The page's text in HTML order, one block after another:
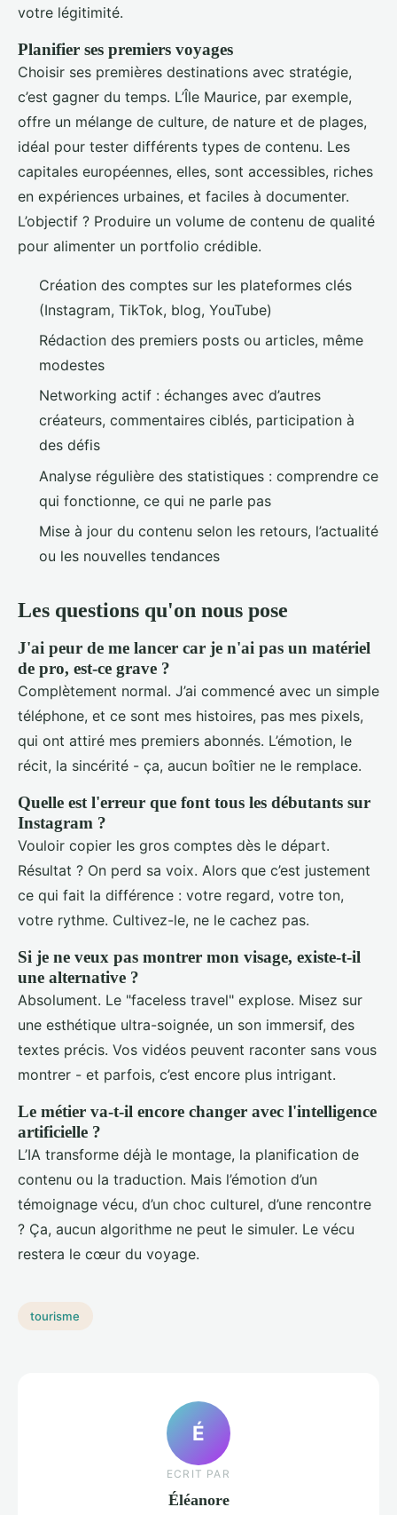
votre légitimité.
Planifier ses premiers voyages
Choisir ses premières destinations avec stratégie,
c’est gagner du temps. L’Île Maurice, par exemple,
offre un mélange de culture, de nature et de plages,
idéal pour tester différents types de contenu. Les
capitales européennes, elles, sont accessibles, riches
en expériences urbaines, et faciles à documenter.
L’objectif ? Produire un volume de contenu de qualité
pour alimenter un portfolio crédible.
Création des comptes sur les plateformes clés
(Instagram, TikTok, blog, YouTube)
Rédaction des premiers posts ou articles, même
modestes
Networking actif : échanges avec d’autres
créateurs, commentaires ciblés, participation à
des défis
Analyse régulière des statistiques : comprendre ce
qui fonctionne, ce qui ne parle pas
Mise à jour du contenu selon les retours, l’actualité
ou les nouvelles tendances
Les questions qu'on nous pose
J'ai peur de me lancer car je n'ai pas un matériel
de pro, est-ce grave ?
Complètement normal. J’ai commencé avec un simple
téléphone, et ce sont mes histoires, pas mes pixels,
qui ont attiré mes premiers abonnés. L’émotion, le
récit, la sincérité - ça, aucun boîtier ne le remplace.
Quelle est l'erreur que font tous les débutants sur
Instagram ?
Vouloir copier les gros comptes dès le départ.
Résultat ? On perd sa voix. Alors que c’est justement
ce qui fait la différence : votre regard, votre ton,
votre rythme. Cultivez-le, ne le cachez pas.
Si je ne veux pas montrer mon visage, existe-t-il
une alternative ?
Absolument. Le "faceless travel" explose. Misez sur
une esthétique ultra-soignée, un son immersif, des
textes précis. Vos vidéos peuvent raconter sans vous
montrer - et parfois, c’est encore plus intrigant.
Le métier va-t-il encore changer avec l'intelligence
artificielle ?
L’IA transforme déjà le montage, la planification de
contenu ou la traduction. Mais l’émotion d’un
témoignage vécu, d’un choc culturel, d’une rencontre
? Ça, aucun algorithme ne peut le simuler. Le vécu
restera le cœur du voyage.
tourisme
É
ECRIT PAR
Éléanore